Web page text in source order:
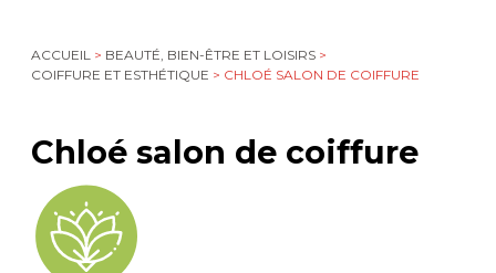
ACCUEIL > BEAUTÉ, BIEN-ÊTRE ET LOISIRS >
COIFFURE ET ESTHÉTIQUE > CHLOÉ SALON DE COIFFURE
Chloé salon de coiffure